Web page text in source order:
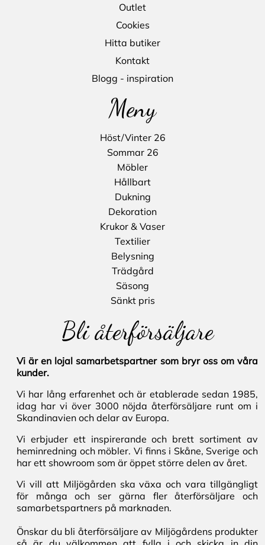
Outlet
Cookies
Hitta butiker
Kontakt
Blogg - inspiration
Meny
Höst/Vinter 26
Sommar 26
Möbler
Hållbart
Dukning
Dekoration
Krukor & Vaser
Textilier
Belysning
Trädgård
Säsong
Sänkt pris
Bli återförsäljare
Vi är en lojal samarbetspartner som bryr oss om våra
kunder.
Vi har lång erfarenhet och är etablerade sedan 1985,
idag har vi över 3000 nöjda återförsäljare runt om i
Skandinavien och delar av Europa.
Vi erbjuder ett inspirerande och brett sortiment av
heminredning och möbler. Vi finns i Skåne, Sverige och
har ett showroom som är öppet större delen av året.
Vi vill att Miljögården ska växa och vara tillgängligt
för många och ser gärna fler återförsäljare och
samarbetspartners på marknaden.
Önskar du bli återförsäljare av Miljögårdens produkter